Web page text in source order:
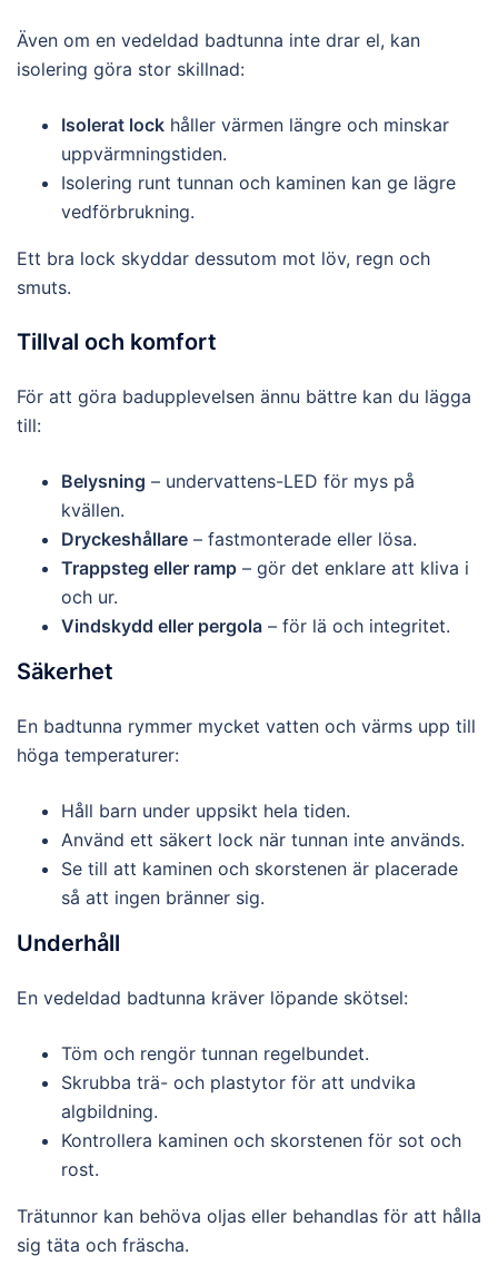
Även om en vedeldad badtunna inte drar el, kan
isolering göra stor skillnad:
Isolerat lock håller värmen längre och minskar
uppvärmningstiden.
Isolering runt tunnan och kaminen kan ge lägre
vedförbrukning.
Ett bra lock skyddar dessutom mot löv, regn och
smuts.
Tillval och komfort
För att göra badupplevelsen ännu bättre kan du lägga
till:
Belysning – undervattens-LED för mys på
kvällen.
Dryckeshållare – fastmonterade eller lösa.
Trappsteg eller ramp – gör det enklare att kliva i
och ur.
Vindskydd eller pergola – för lä och integritet.
Säkerhet
En badtunna rymmer mycket vatten och värms upp till
höga temperaturer:
Håll barn under uppsikt hela tiden.
Använd ett säkert lock när tunnan inte används.
Se till att kaminen och skorstenen är placerade
så att ingen bränner sig.
Underhåll
En vedeldad badtunna kräver löpande skötsel:
Töm och rengör tunnan regelbundet.
Skrubba trä- och plastytor för att undvika
algbildning.
Kontrollera kaminen och skorstenen för sot och
rost.
Trätunnor kan behöva oljas eller behandlas för att hålla
sig täta och fräscha.